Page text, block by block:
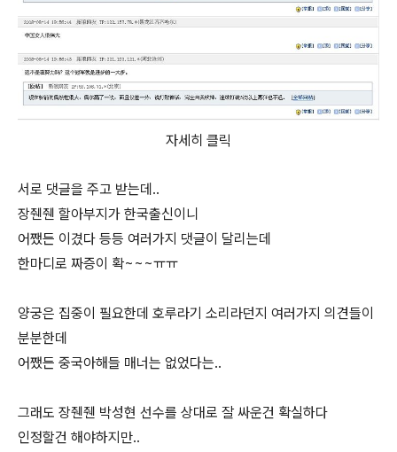
자세히 클릭
서로 댓글을 주고 받는데..
장줸줸 할아부지가 한국출신이니
어쨌든 이겼다 등등 여러가지 댓글이 달리는데
한마디로 짜증이 확~~~ㅠㅠ
양궁은 집중이 필요한데 호루라기 소리라던지 여러가지 의견들이
분분한데
어쨌든 중국아해들 매너는 없었다는..
그래도 장줸줸 박성현 선수를 상대로 잘 싸운건 확실하다
인정할건 해야하지만..